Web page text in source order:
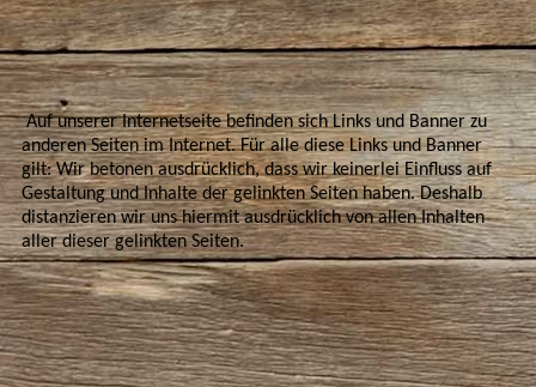
Auf unserer Internetseite befinden sich Links und Banner zu
anderen Seiten im Internet. Für alle diese Links und Banner
gilt: Wir betonen ausdrücklich, dass wir keinerlei Einfluss auf
Gestaltung und Inhalte der gelinkten Seiten haben. Deshalb
distanzieren wir uns hiermit ausdrücklich von allen Inhalten
aller dieser gelinkten Seiten.